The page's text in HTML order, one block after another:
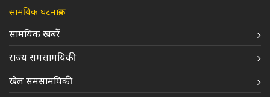
सामयिक घटनाक्रम
सामयिक खबरें
राज्य समसामयिकी
खेल समसामयिकी